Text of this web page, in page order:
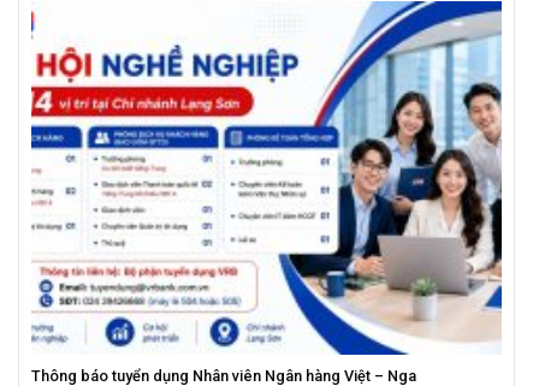
Thông báo tuyển dụng Nhân viên Ngân hàng Việt – Nga